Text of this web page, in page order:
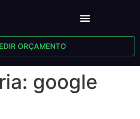
ORÇAMENTO
google